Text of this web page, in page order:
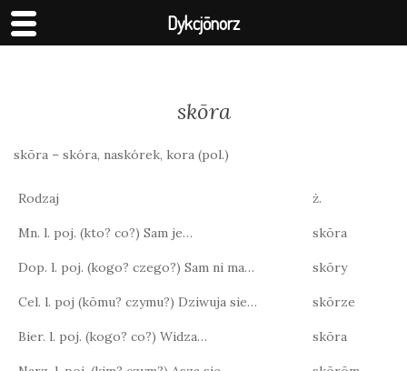
skōra
skōra – skóra, naskórek, kora (pol.)
Rodzaj ż.
Mn. l. poj. (kto? co?) Sam je… skōra
Dop. l. poj. (kogo? czego?) Sam ni ma… skōry
Cel. l. poj (kōmu? czymu?) Dziwuja sie… skōrze
Bier. l. poj. (kogo? co?) Widza… skōra
Dykcjōnorz